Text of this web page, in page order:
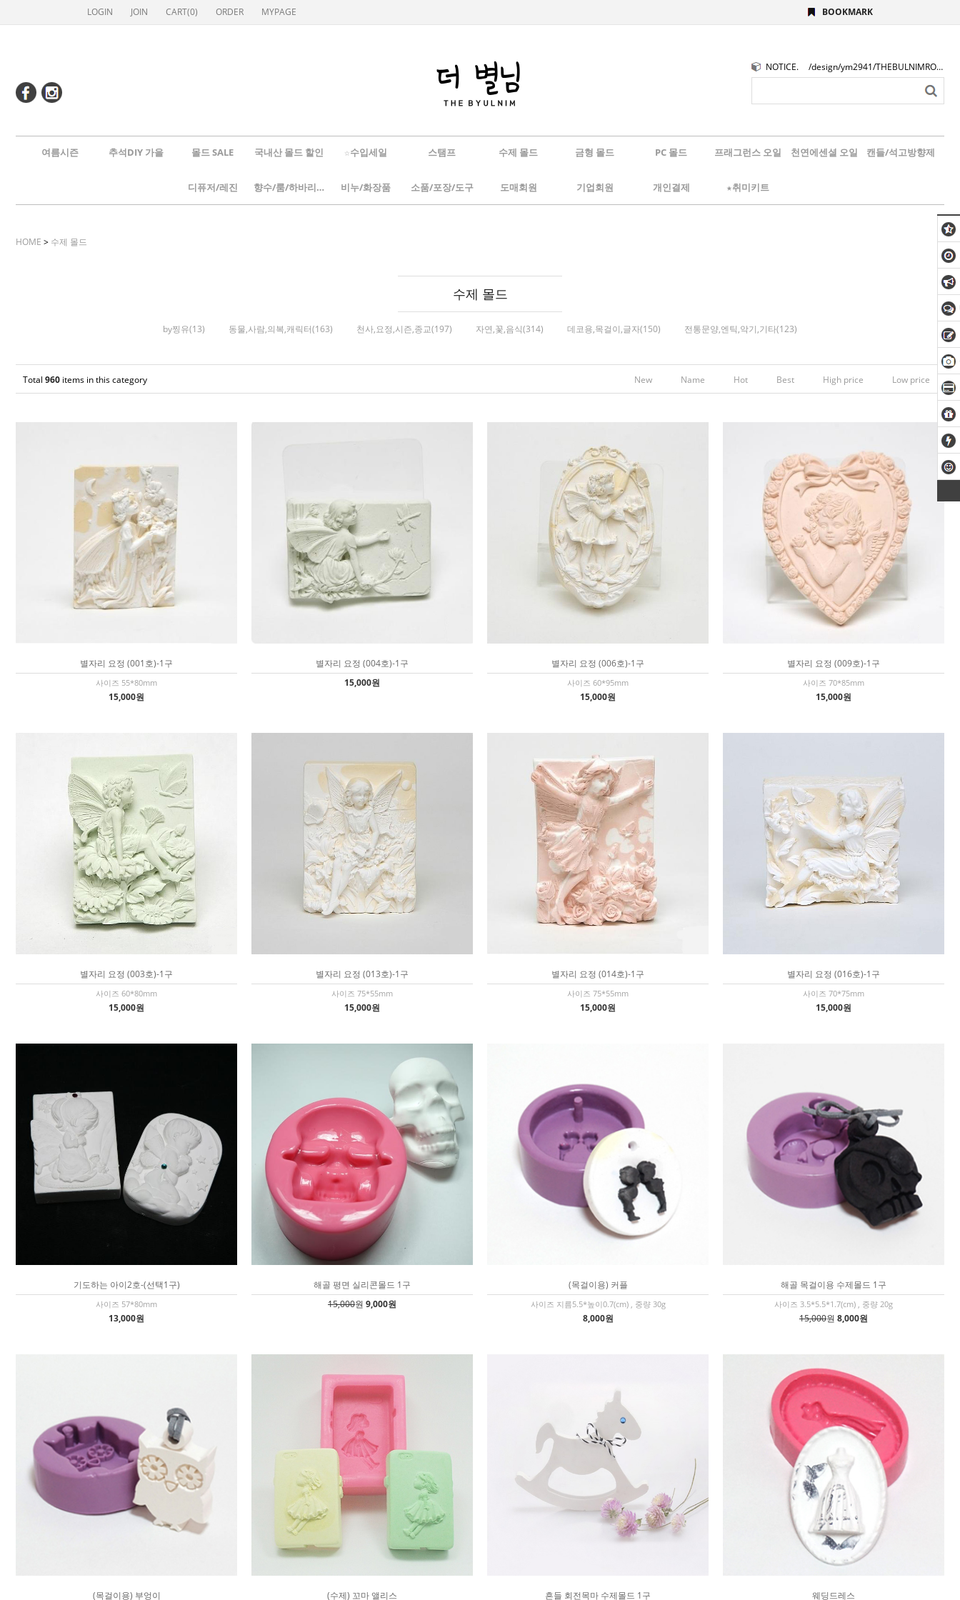
LOGIN JOIN CART(0) ORDER MYPAGE BOOKMARK
NOTICE. /design/ym2941/THEBULNIMROGO.png
여름시즌 추석DIY 가을 몰드 SALE 국내산 몰드 할인 ☆수입세일 스탬프 수제 몰드 금형 몰드 PC 몰드 프래그런스 오일 천연에센셜 오일 캔들/석고방향제
디퓨저/레진 향수/룸/하바리움 비누/화장품 소품/포장/도구 도매회원 기업회원 개인결제 ★취미키트
HOME > 수제 몰드
수제 몰드
by찡유(13) 동물,사람,의복,캐릭터(163) 천사,요정,시즌,종교(197) 자연,꽃,음식(314) 데코용,목걸이,글자(150) 전통문양,엔틱,악기,기타(123)
Total 960 items in this category New Name Hot Best High price Low price
별자리 요정 (001호)-1구
사이즈 55*80mm
15,000원
별자리 요정 (004호)-1구
15,000원
별자리 요정 (006호)-1구
사이즈 60*95mm
15,000원
별자리 요정 (009호)-1구
사이즈 70*85mm
15,000원
별자리 요정 (003호)-1구
사이즈 60*80mm
15,000원
별자리 요정 (013호)-1구
사이즈 75*55mm
15,000원
별자리 요정 (014호)-1구
사이즈 75*55mm
15,000원
별자리 요정 (016호)-1구
사이즈 70*75mm
15,000원
기도하는 아이2호-(선택1구)
사이즈 57*80mm
13,000원
해골 평면 실리콘몰드 1구
15,000원 9,000원
(목걸이용) 커플
사이즈 지름5.5*높이0.7(cm) , 중량 30g
8,000원
해골 목걸이용 수제몰드 1구
사이즈 3.5*5.5*1.7(cm) , 중량 20g
15,000원 8,000원
(목걸이용) 부엉이 (수제) 꼬마 앨리스 흔들 회전목마 수제몰드 1구 웨딩드레스